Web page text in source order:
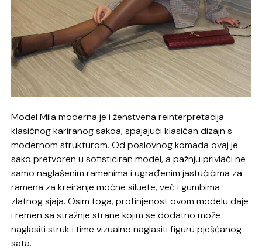
Model Mila moderna je i ženstvena reinterpretacija
klasičnog kariranog sakoa, spajajući klasičan dizajn s
modernom strukturom. Od poslovnog komada ovaj je
sako pretvoren u sofisticiran model, a pažnju privlači ne
samo naglašenim ramenima i ugrađenim jastučićima za
ramena za kreiranje moćne siluete, već i gumbima
zlatnog sjaja. Osim toga, profinjenost ovom modelu daje
i remen sa stražnje strane kojim se dodatno može
naglasiti struk i time vizualno naglasiti figuru pješćanog
sata.